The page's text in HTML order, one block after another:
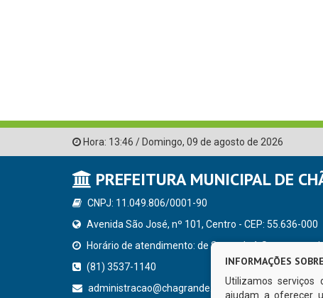
Hora: 13:46 / Domingo, 09 de agosto de 2026
PREFEITURA MUNICIPAL DE
CNPJ: 11.049.806/0001-90
Avenida São José, nº 101, Centro - CEP: 55.636-000
Horário de atendimento: de Segunda à Sexta, a
(81) 3537-1140
administracao@chagrande.pe.gov.br
INFORMAÇÕES
Utilizamos serviços
ajudam a oferecer